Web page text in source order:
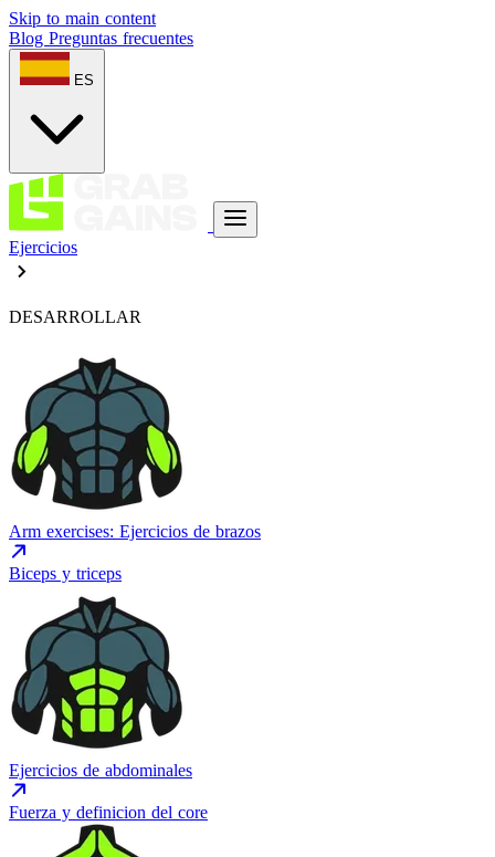
Skip to main content
Blog Preguntas frecuentes
ES
Ejercicios
DESARROLLAR
Arm exercises: Ejercicios de brazos
Biceps y triceps
Ejercicios de abdominales
Fuerza y definicion del core